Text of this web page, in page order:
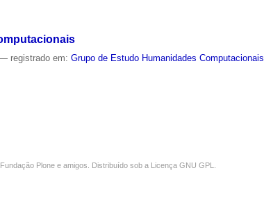
registrado em:Grupo de Estudo Humanidades Computacionais
Fundação Plone e amigos. Distribuído sob a Licença GNU GPL